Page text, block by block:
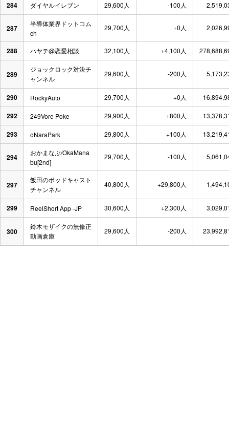
284 ダイヤルイレブン 29,600人 -100人
287
半導体業界ドットコム
ch
29,700人 +0人
288 ハヤテ@恋愛相談 32,100人 +4,100人
289
ジョックロック対決チ
ャンネル
29,600人 -200人
290 RockyAuto 29,700人 +0人
292 249Vore Poke 29,900人 +800人
293 oNaraPark 29,800人 +100人
294
おかまなぶ/OkaMana
bu[2nd]
29,700人 -100人
297
飯田のポッドキャスト
チャンネル
40,800人 +29,800人
299 ReelShort App -JP 30,600人 +2,300人
300
鈴木モザイクの無修正
動画倉庫
29,600人 -200人